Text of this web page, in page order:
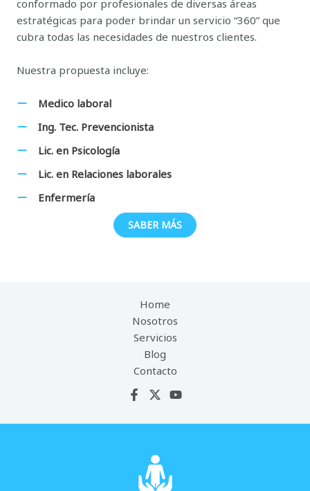
conformado por profesionales de diversas áreas
estratégicas para poder brindar un servicio “360” que
cubra todas las necesidades de nuestros clientes.
Nuestra propuesta incluye:
Medico laboral
Ing. Tec. Prevencionista
Lic. en Psicología
Lic. en Relaciones laborales
Enfermería
SABER MÁS
Home
Nosotros
Servicios
Blog
Contacto